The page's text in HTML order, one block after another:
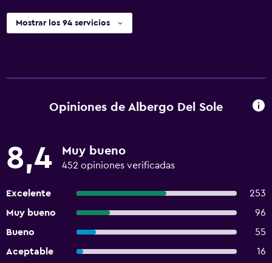
Mostrar los 94 servicios
Opiniones de Albergo Del Sole
8,4 Muy bueno
452 opiniones verificadas
Excelente
253
Muy bueno
96
Bueno
55
Aceptable
16